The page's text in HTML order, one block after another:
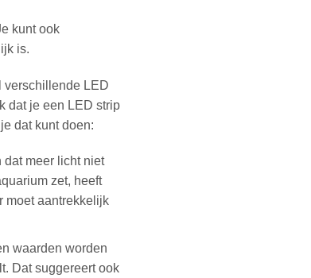
kunt ook
is.
verschillende LED
dat je een LED strip
dat kunt doen:
dat meer licht niet
zet, heeft
moet aantrekkelijk
waarden worden
Dat suggereert ook